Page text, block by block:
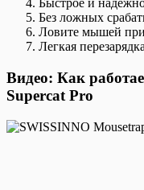
Быстрое и
Без ложных
Ловите мышей при
Легкая
Видео: Как
Supercat Pro